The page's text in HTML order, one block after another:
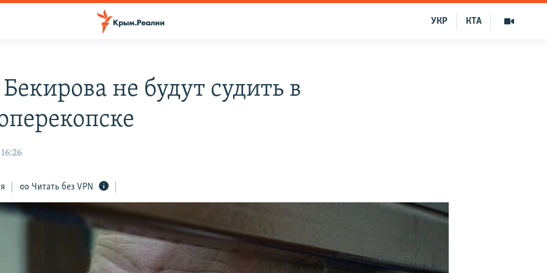
КТА
УКР
не будут судить в
Читать без VPN